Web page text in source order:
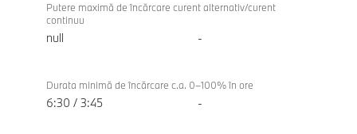
Putere maximă de încărcare curent alternativ/curent
continuu
null -
Durata minimă de încărcare c.a. 0–100% în ore
6:30 / 3:45 -